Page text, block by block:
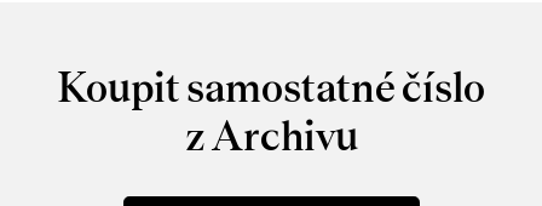
Koupit samostatné číslo
z Archivu